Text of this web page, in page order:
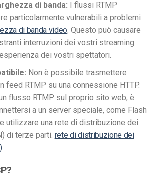
di banda:
I flussi RTMP
particolarmente vulnerabili a problemi
di banda video. Questo può causare
interruzioni dei vostri streaming
dei vostri spettatori.
Non è possibile trasmettere
feed RTMP su una connessione HTTP.
flusso RTMP sul proprio sito web, è
a un server speciale, come Flash
utilizzare una rete di distribuzione dei
di terze parti. rete di distribuzione dei
.